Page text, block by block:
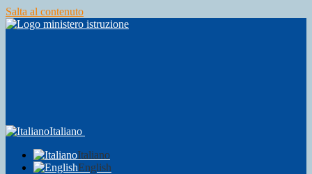
Salta al contenuto
Italiano
Italiano
English